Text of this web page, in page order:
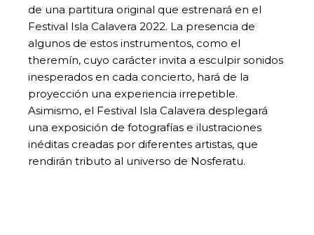
de una partitura original que estrenará en el
Festival Isla Calavera 2022. La presencia de
algunos de estos instrumentos, como el
theremín, cuyo carácter invita a esculpir sonidos
inesperados en cada concierto, hará de la
proyección una experiencia irrepetible.
Asimismo, el Festival Isla Calavera desplegará
una exposición de fotografías e ilustraciones
inéditas creadas por diferentes artistas, que
rendirán tributo al universo de Nosferatu.